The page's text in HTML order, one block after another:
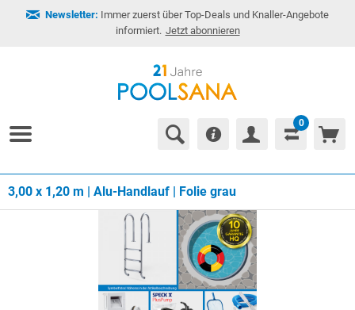
Newsletter: Immer zuerst über Top-Deals und Knaller-Angebote
informiert. Jetzt abonnieren
0
3,00 x 1,20 m | Alu-Handlauf | Folie grau